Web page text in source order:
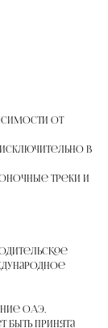
от
в
треки и
ОАЭ,
быть принята